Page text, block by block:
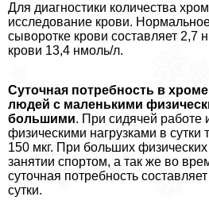
Для диагностики количества
исследование крови.
сыворотке крови составляет 2,7
крови 13,4 нмоль/л.
Суточная потребность в
людей с маленькими
большими. При сидячей
физическими нагрузками в сутки
150 мкг. При больших физических
занятии спортом, а так же во
суточная потребность
сутки.